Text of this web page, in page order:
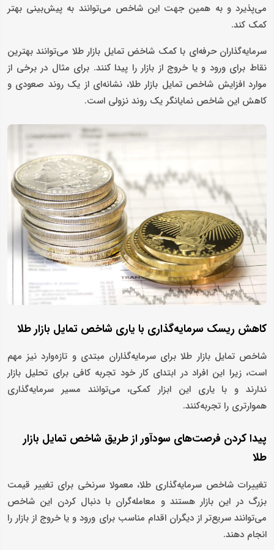
می‌پذیرد و به همین جهت این شاخص می‌توانند به پیش‌بینی بهتر
کمک کند.
سرمایه‌گذاران حرفه‌ای با کمک شاخض تمایل بازار طلا می‌توانند بهترین
نقاط برای ورود و یا خروج از بازار را پیدا کنند. برای مثال در برخی از
موارد افزایش شاخص تمایل بازار طلا، نشانه‌ای از یک روند صعودی و
کاهش این شاخص نمایانگر یک روند نزولی است.
کاهش ریسک سرمایه‌گذاری با یاری شاخص تمایل بازار طلا
شاخص تمایل بازار طلا برای سرمایه‌گذاران مبتدی و تازه‌وارد نیز مهم
است، زیرا این افراد در ابتدای کار خود تجربه کافی برای تحلیل بازار
ندارند و با یاری این ابزار کمکی، می‌توانند مسیر سرمایه‌گذاری
هموارتری را تجربه‌کنند.
پیدا کردن فرصت‌های سودآور از طریق شاخص تمایل بازار
طلا
تغییرات شاخص سرمایه‌گذاری طلا، معمولا سرنخی برای تغییر قیمت
بزرگ در این بازار هستند و معامله‌گران با دنبال کردن این شاخص
می‌توانند سریع‌تر از دیگران اقدام مناسب برای ورود و یا خروج از بازار را
انجام دهند.